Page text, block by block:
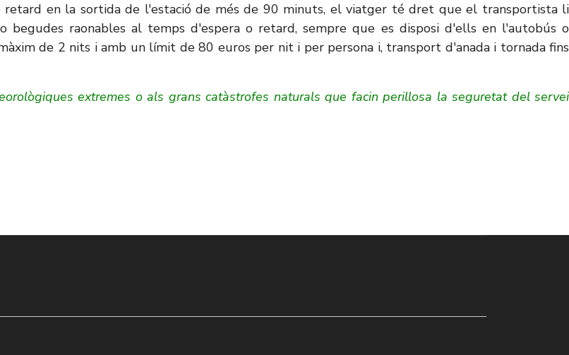
retard en la sortida de l'estació de més de 90 minuts, el viatger té dret que el transportista li
begudes raonables al temps d'espera o retard, sempre que es disposi d'ells en l'autobús o
de 2 nits i amb un límit de 80 euros per nit i per persona i, transport d'anada i tornada fins
extremes o als grans catàstrofes naturals que facin perillosa la seguretat del servei